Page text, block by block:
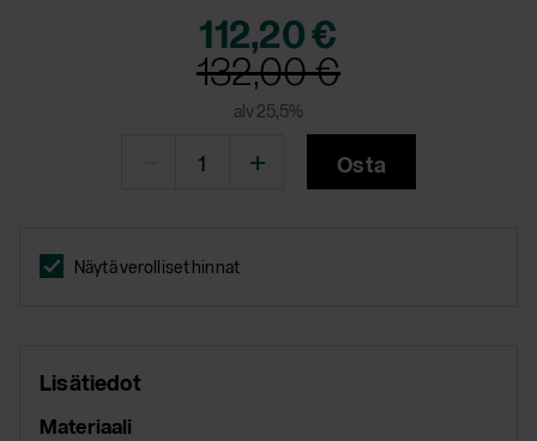
112,20 €
132,00 €
alv 25,5%
Osta
Näytä verolliset hinnat
Lisätiedot
Materiaali